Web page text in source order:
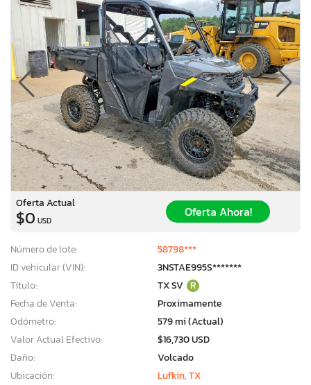
Oferta Actual
$0 USD
Oferta Ahora!
Número de lote:
58798***
ID vehicular (VIN):
3NSTAE995S*******
Título:
TX SV R
Fecha de Venta:
Proximamente
Odómetro:
579 mi (Actual)
Valor Actual Efectivo:
$16,730 USD
Daño:
Volcado
Ubicación:
Lufkin, TX